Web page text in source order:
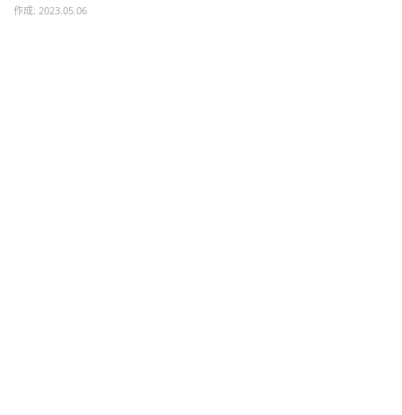
作成: 2023.05.06